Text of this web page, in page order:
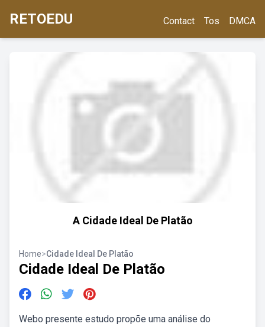
RETOEDU Contact Tos DMCA
A Cidade Ideal De Platão
Home>Cidade Ideal De Platão
Cidade Ideal De Platão
Webo presente estudo propõe uma análise do